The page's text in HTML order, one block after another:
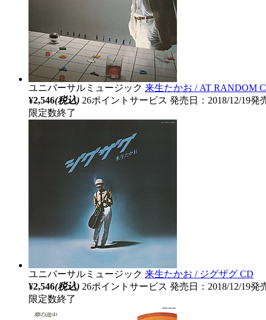
ユニバーサルミュージック 来生たかお / AT RANDOM
¥2,546(税込) 26ポイントサービス 発売日：2018/12/19発
限定数終了
ユニバーサルミュージック 来生たかお / ジグザグ CD
¥2,546(税込) 26ポイントサービス 発売日：2018/12/19発
限定数終了